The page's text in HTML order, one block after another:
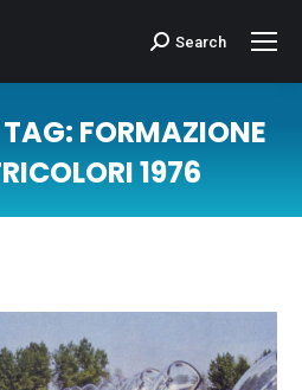
Cerca:Search
FORMAZIONE
1976